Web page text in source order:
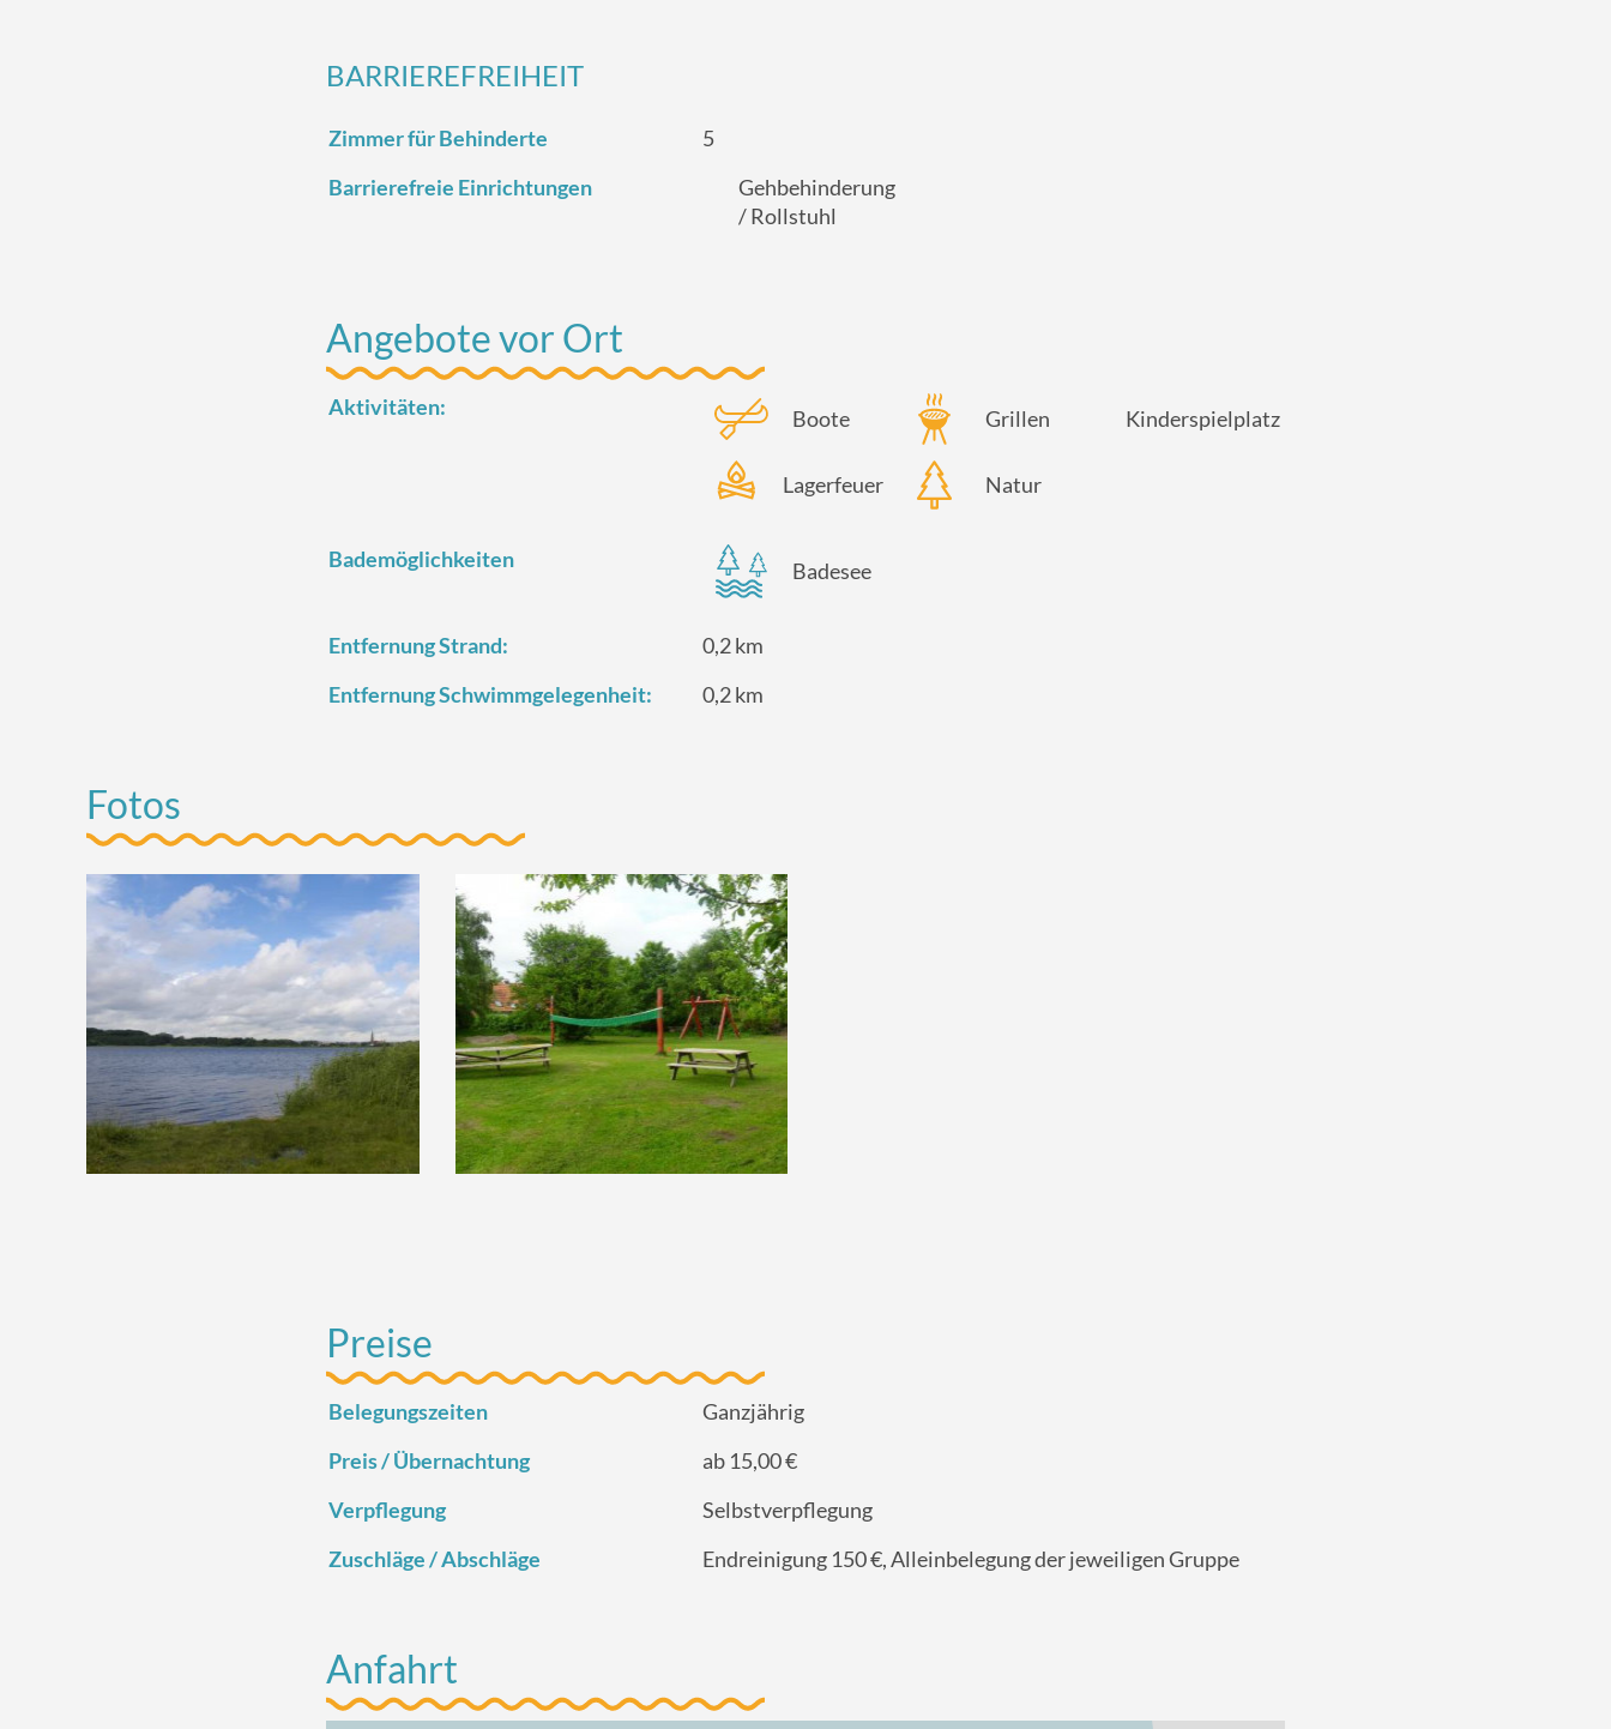
BARRIEREFREIHEIT
Zimmer für Behinderte
5
Barrierefreie Einrichtungen
Gehbehinderung
/ Rollstuhl
Angebote vor Ort
Aktivitäten: Boote Grillen Kinderspielplatz
Lagerfeuer Natur
Bademöglichkeiten Badesee
Entfernung Strand:
0,2 km
Entfernung Schwimmgelegenheit:
0,2 km
Fotos
Preise
Belegungszeiten
Ganzjährig
Preis / Übernachtung
ab 15,00 €
Verpflegung
Selbstverpflegung
Zuschläge / Abschläge
Endreinigung 150 €, Alleinbelegung der jeweiligen Gruppe
Anfahrt